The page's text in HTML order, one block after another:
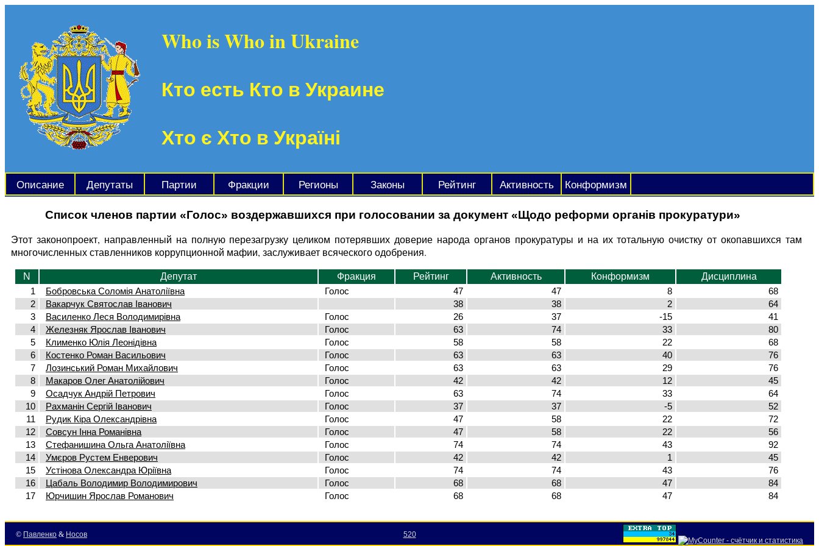
Who is Who in Ukraine
Кто есть Кто в Украине
Хто є Хто в Україні
Описание Депутаты Партии Фракции Регионы Законы Рейтинг Активность Конформизм
Список членов партии «Голос» воздержавшихся при голосовании за документ «Щодо реформи органів прокуратури»
Этот законопроект, направленный на полную перезагрузку целиком потерявших доверие народа органов прокуратуры и на их тотальную очистку от окопавшихся там
многочисленных ставленников коррупционной мафии, заслуживает всяческого одобрения.
N Депутат Фракция Рейтинг Активность Конформизм
Дисциплина
1
Бобровська Соломія Анатоліївна Голос 47 47 8
68
2
Вакарчук Святослав Іванович 38 38 2
64
3
Василенко Леся Володимирівна Голос 26 37 -15
41
4
Железняк Ярослав Іванович Голос 63 74 33
80
5
Клименко Юлія Леонідівна Голос 58 58 22
68
6
Костенко Роман Васильович Голос 63 63 40
76
7
Лозинський Роман Михайлович Голос 63 63 29
76
8
Макаров Олег Анатолійович Голос 42 42 12
45
9
Осадчук Андрій Петрович Голос 63 74 33
64
10
Рахманін Сергій Іванович Голос 37 37 -5
52
11
Рудик Кіра Олександрівна Голос 47 58 22
72
12
Совсун Інна Романівна Голос 47 58 22
56
13
Стефанишина Ольга Анатоліївна Голос 74 74 43
92
14
Умєров Рустем Енверович Голос 42 42 1
45
15
Устінова Олександра Юріївна Голос 74 74 43
76
16
Цабаль Володимир Володимирович Голос 68 68 47
84
17
Юрчишин Ярослав Романович Голос 68 68 47 84
© Павленко & Носов 520